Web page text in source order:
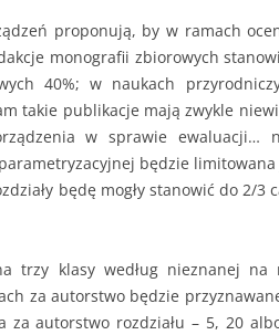
proponują, by w ramach
monografii zbiorowych
40%; w naukach
takie publikacje mają zwykle
w sprawie ewaluacji…
będzie
będę mogły stanowić do 2/3
trzy klasy według nieznanej na
za autorstwo będzie
autorstwo rozdziału – 5, 20